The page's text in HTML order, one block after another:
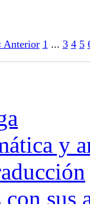
Anterior 1 ... 3 4 5
y
sus